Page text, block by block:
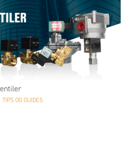
TIPS OG GUIDES